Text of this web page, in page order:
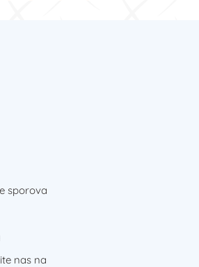
sporova
nas na